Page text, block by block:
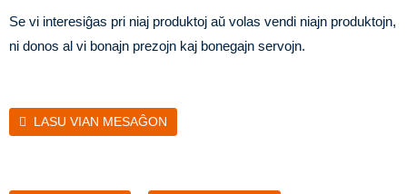
Se vi interesiĝas pri niaj produktoj aŭ volas vendi niajn produktojn,
ni donos al vi bonajn prezojn kaj bonegajn servojn.
LASU VIAN MESAĜON